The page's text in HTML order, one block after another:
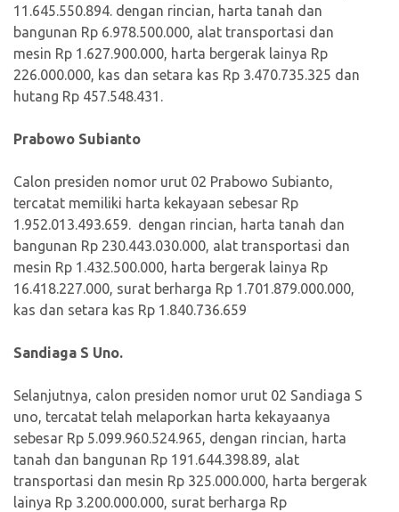
11.645.550.894. dengan rincian, harta tanah dan
bangunan Rp 6.978.500.000, alat transportasi dan
mesin Rp 1.627.900.000, harta bergerak lainya Rp
226.000.000, kas dan setara kas Rp 3.470.735.325 dan
hutang Rp 457.548.431.
Prabowo Subianto
Calon presiden nomor urut 02 Prabowo Subianto,
tercatat memiliki harta kekayaan sebesar Rp
1.952.013.493.659. dengan rincian, harta tanah dan
bangunan Rp 230.443.030.000, alat transportasi dan
mesin Rp 1.432.500.000, harta bergerak lainya Rp
16.418.227.000, surat berharga Rp 1.701.879.000.000,
kas dan setara kas Rp 1.840.736.659
Sandiaga S Uno.
Selanjutnya, calon presiden nomor urut 02 Sandiaga S
uno, tercatat telah melaporkan harta kekayaanya
sebesar Rp 5.099.960.524.965, dengan rincian, harta
tanah dan bangunan Rp 191.644.398.89, alat
transportasi dan mesin Rp 325.000.000, harta bergerak
lainya Rp 3.200.000.000, surat berharga Rp